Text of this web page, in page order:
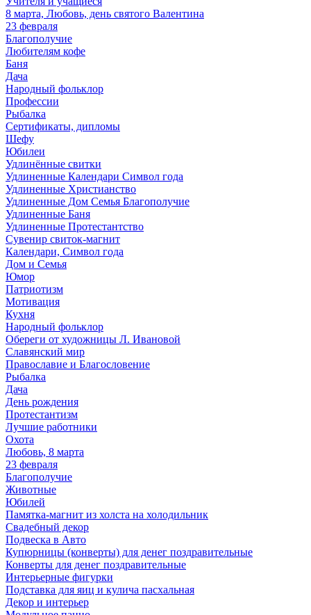
8 марта, Любовь, день святого Валентина
23 февраля
Благополучие
Любителям кофе
Баня
Дача
Народный фольклор
Профессии
Рыбалка
Сертификаты, дипломы
Шефу
Юбилеи
Удлинённые свитки
Удлиненные Календари Символ года
Удлиненные Христианство
Удлиненные Дом Семья Благополучие
Удлиненные Баня
Удлиненные Протестантство
Сувенир свиток-магнит
Календари, Символ года
Дом и Семья
Юмор
Патриотизм
Мотивация
Кухня
Народный фольклор
Обереги от художницы Л. Ивановой
Славянский мир
Православие и Благословение
Рыбалка
Дача
День рождения
Протестантизм
Лучшие работники
Охота
Любовь, 8 марта
23 февраля
Благополучие
Животные
Юбилей
Памятка-магнит из холста на холодильник
Свадебный декор
Подвеска в Авто
Купюрницы (конверты) для денег поздравительные
Конверты для денег поздравительные
Интерьерные фигурки
Подставка для яиц и кулича пасхальная
Декор и интерьер